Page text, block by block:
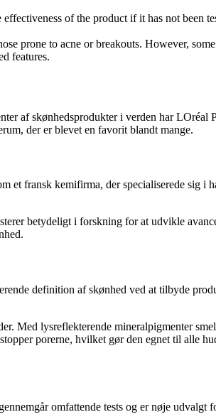
of the product if it has not been
prone to acne or breakouts. However,
features.
af skønhedsprodukter i verden har LOréal
der er blevet en favorit blandt mange.
et fransk kemifirma, der specialiserede sig i
betydeligt i forskning for at udvikle
definition af skønhed ved at tilbyde
Med lysreflekterende mineralpigmenter
porerne, hvilket gør den egnet til alle
omfattende tests og er nøje udvalgt